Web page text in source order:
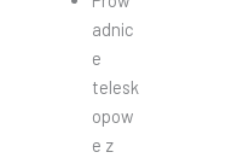
adnic
e
telesk
opow
e z